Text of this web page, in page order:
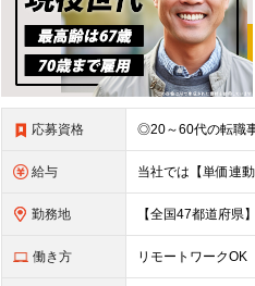
応募資格 ◎20～60代の転職
給与
勤務地
働き方 リモートワークOK